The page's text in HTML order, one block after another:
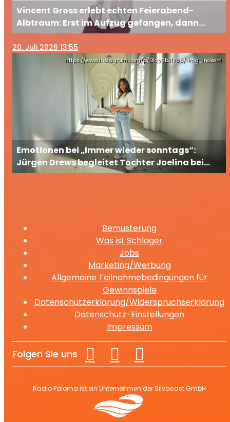
Vincent Gross erlebt echten Feierabend-
Albtraum: Erst im Aufzug gefangen, dann
ausgesperrt
20. Juli 2026 13:55
https://www.instagram.com/p/DIqySbJIV65/?img_index=1
Emotionen bei „Immer wieder sonntags“:
Jürgen Drews begleitet Tochter Joelina bei
ihrem großen TV-Auftritt
Bemusterung
Was ist Schlager
Jobs
Marketing/Werbung
Allgemeine Teilnahmebedingungen für
Gewinnspiele
Datenschutzerklärung/Widerspruchserklärung
Datenschutz-Einstellungen
Impressum
Folgen Sie uns
Radio Paloma ist ein Unternehmen der Silvacast GmbH